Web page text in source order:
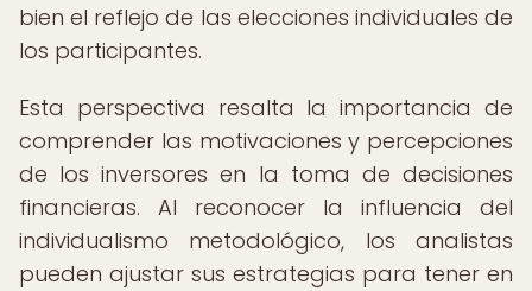
bien el reflejo de las elecciones individuales de
los participantes.
Esta perspectiva resalta la importancia de
comprender las motivaciones y percepciones
de los inversores en la toma de decisiones
financieras. Al reconocer la influencia del
individualismo metodológico, los analistas
pueden ajustar sus estrategias para tener en